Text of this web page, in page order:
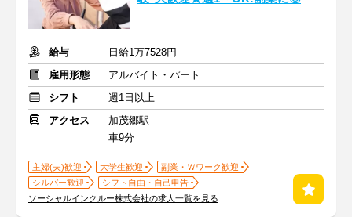
給与
日給1万7528円
雇用形態
アルバイト・パート
シフト
週1日以上
アクセス
加茂郷駅
車9分
主婦(夫)歓迎 大学生歓迎
副業・Ｗワーク歓迎
シルバー歓迎
シフト自由・自己申告
ソーシャルインクルー株式会社の求人一覧を見る